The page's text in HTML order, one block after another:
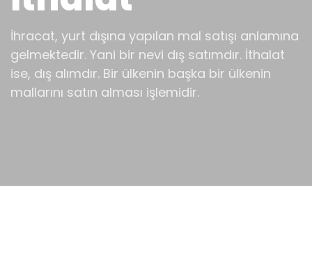
İhracat, yurt dışına yapılan mal satışı anlamına
gelmektedir. Yani bir nevi dış satımdır. İthalat
ise, dış alımdır. Bir ülkenin başka bir ülkenin
mallarını satın alması işlemidir.